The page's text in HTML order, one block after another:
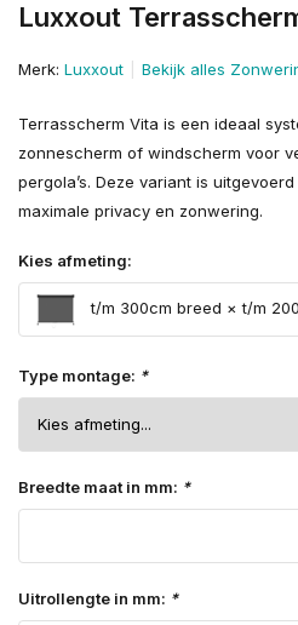
Luxxout
Merk: Luxxout Bekijk alles
Terrasscherm Vita is een ideaal
zonnescherm of windscherm voor
pergola’s. Deze variant is
maximale privacy en zonwering.
Kies afmeting:
t/m 300cm breed × t/m
Type montage: *
Breedte maat in mm: *
Uitrollengte in mm: *